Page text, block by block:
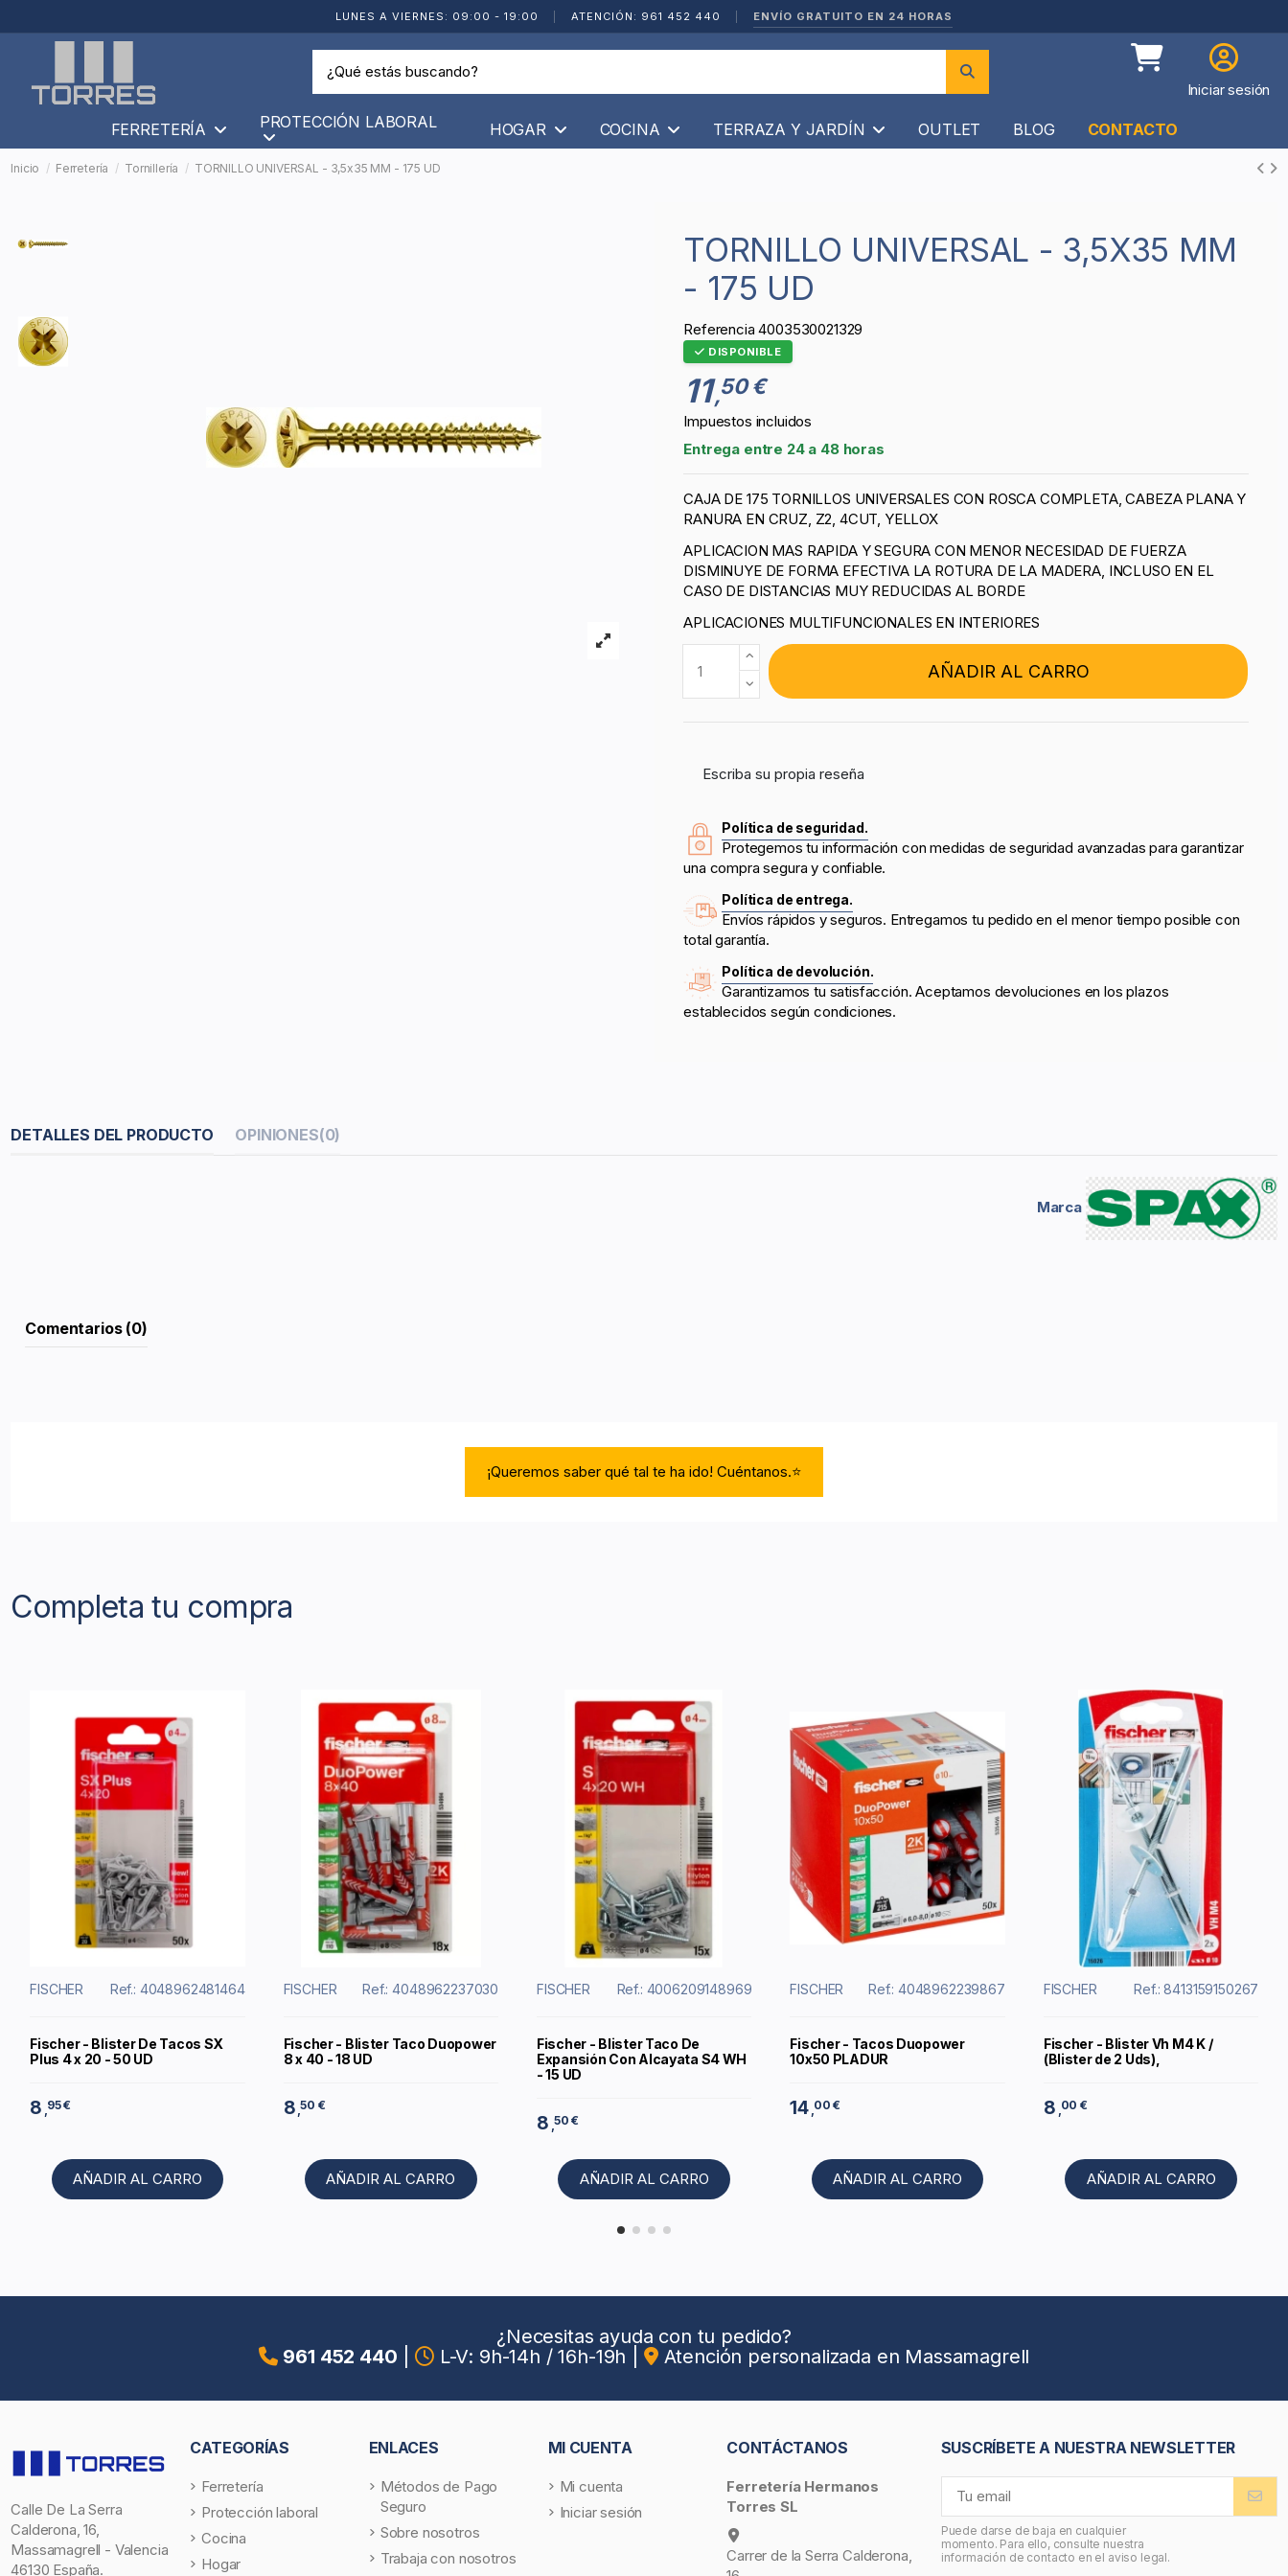
LUNES A VIERNES: 09:00 - 19:00 ATENCIÓN: 961 452 440 ENVÍO GRATUITO EN 24 HORAS
Iniciar sesión
FERRETERÍA PROTECCIÓN LABORAL HOGAR COCINA TERRAZA Y JARDÍN OUTLET BLOG CONTACTO
Inicio Ferretería Tornillería TORNILLO UNIVERSAL - 3,5x35 MM - 175 UD
TORNILLO UNIVERSAL - 3,5X35 MM
- 175 UD
Referencia 4003530021329
DISPONIBLE
11,50 €
Impuestos incluidos
Entrega entre 24 a 48 horas
CAJA DE 175 TORNILLOS UNIVERSALES CON ROSCA COMPLETA, CABEZA PLANA Y
RANURA EN CRUZ, Z2, 4CUT, YELLOX
APLICACION MAS RAPIDA Y SEGURA CON MENOR NECESIDAD DE FUERZA
DISMINUYE DE FORMA EFECTIVA LA ROTURA DE LA MADERA, INCLUSO EN EL
CASO DE DISTANCIAS MUY REDUCIDAS AL BORDE
APLICACIONES MULTIFUNCIONALES EN INTERIORES
AÑADIR AL CARRO
Escriba su propia reseña
Política de seguridad.
Protegemos tu información con medidas de seguridad avanzadas para garantizar
una compra segura y confiable.
Política de entrega.
Envíos rápidos y seguros. Entregamos tu pedido en el menor tiempo posible con
total garantía.
Política de devolución.
Garantizamos tu satisfacción. Aceptamos devoluciones en los plazos
establecidos según condiciones.
DETALLES DEL PRODUCTO OPINIONES(0)
Marca
Comentarios (0)
¡Queremos saber qué tal te ha ido! Cuéntanos.⭐
Completa tu compra
FISCHER Ref.: 4048962481464
Fischer - Blister De Tacos SX
Plus 4 x 20 - 50 UD
8 95 €
AÑADIR AL CARRO
FISCHER Ref.: 4048962237030
Fischer - Blister Taco Duopower
8 x 40 - 18 UD
8 ,50 €
AÑADIR AL CARRO
FISCHER Ref.: 4006209148969
Fischer - Blister Taco De
Expansión Con Alcayata S4 WH
- 15 UD
8 ,50 €
AÑADIR AL CARRO
FISCHER Ref.: 4048962239867
Fischer - Tacos Duopower
10x50 PLADUR
14 00 €
AÑADIR AL CARRO
FISCHER Ref.: 8413159150267
Fischer - Blister Vh M4 K /
(Blister de 2 Uds),
8 00 €
AÑADIR AL CARRO
¿Necesitas ayuda con tu pedido?
961 452 440
L-V: 9h-14h / 16h-19h Atención personalizada en Massamagrell
Calle De La Serra
Calderona, 16,
Massamagrell - Valencia
46130 España.
CATEGORÍAS
Ferretería
Protección laboral
Cocina
Hogar
ENLACES
Métodos de Pago
Seguro
Sobre nosotros
Trabaja con nosotros
MI CUENTA
Mi cuenta
Iniciar sesión
CONTÁCTANOS
Ferretería Hermanos
Torres SL
Carrer de la Serra Calderona,
SUSCRÍBETE A NUESTRA NEWSLETTER
Puede darse de baja en cualquier
momento. Para ello, consulte nuestra
información de contacto en el aviso legal.